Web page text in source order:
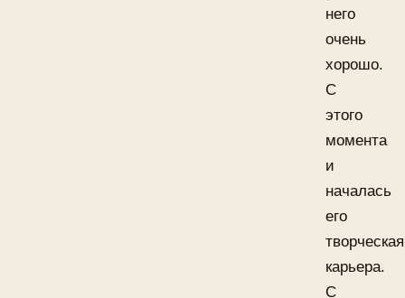
него
очень
хорошо.
С
этого
момента
и
началась
его
творческая
карьера.
С